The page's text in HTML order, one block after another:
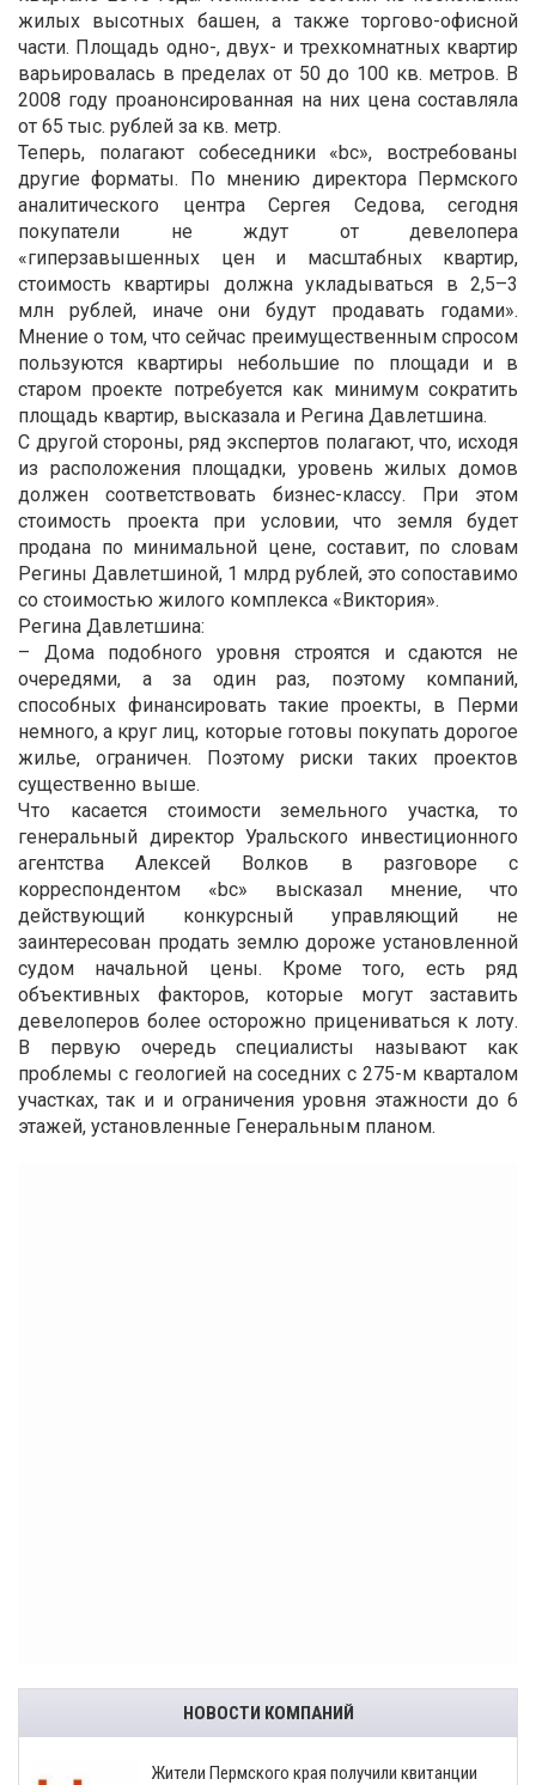
жилых высотных башен, а также торгово-офисной
части. Площадь одно-, двух- и трехкомнатных квартир
варьировалась в пределах от 50 до 100 кв. метров. В
2008 году проанонсированная на них цена составляла
от 65 тыс. рублей за кв. метр.
Теперь, полагают собеседники «bc», востребованы
другие форматы. По мнению директора Пермского
аналитического центра Сергея Седова, сегодня
покупатели не ждут от девелопера
«гиперзавышенных цен и масштабных квартир,
стоимость квартиры должна укладываться в 2,5–3
млн рублей, иначе они будут продавать годами».
Мнение о том, что сейчас преимущественным спросом
пользуются квартиры небольшие по площади и в
старом проекте потребуется как минимум сократить
площадь квартир, высказала и Регина Давлетшина.
С другой стороны, ряд экспертов полагают, что, исходя
из расположения площадки, уровень жилых домов
должен соответствовать бизнес-классу. При этом
стоимость проекта при условии, что земля будет
продана по минимальной цене, составит, по словам
Регины Давлетшиной, 1 млрд рублей, это сопоставимо
со стоимостью жилого комплекса «Виктория».
Регина Давлетшина:
– Дома подобного уровня строятся и сдаются не
очередями, а за один раз, поэтому компаний,
способных финансировать такие проекты, в Перми
немного, а круг лиц, которые готовы покупать дорогое
жилье, ограничен. Поэтому риски таких проектов
существенно выше.
Что касается стоимости земельного участка, то
генеральный директор Уральского инвестиционного
агентства Алексей Волков в разговоре с
корреспондентом «bc» высказал мнение, что
действующий конкурсный управляющий не
заинтересован продать землю дороже установленной
судом начальной цены. Кроме того, есть ряд
объективных факторов, которые могут заставить
девелоперов более осторожно прицениваться к лоту.
В первую очередь специалисты называют как
проблемы с геологией на соседних с 275-м кварталом
участках, так и и ограничения уровня этажности до 6
этажей, установленные Генеральным планом.
НОВОСТИ КОМПАНИЙ
​Жители Пермского края получили квитанции